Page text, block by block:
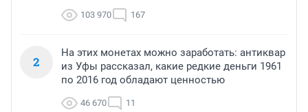
103 970 167
2
На этих монетах можно заработать: антиквар
из Уфы рассказал, какие редкие деньги 1961
по 2016 год обладают ценностью
46 670 11